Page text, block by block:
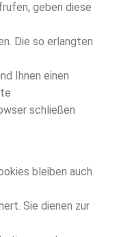
geben diese
Die so erlangten
Ihnen einen
schließen
bleiben auch
Sie dienen zur